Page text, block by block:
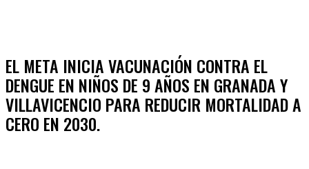
EL META INICIA VACUNACIÓN CONTRA EL
DENGUE EN NIÑOS DE 9 AÑOS EN GRANADA Y
VILLAVICENCIO PARA REDUCIR MORTALIDAD A
CERO EN 2030.